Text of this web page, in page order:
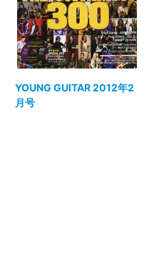
YOUNG GUITAR 2012年2
月号